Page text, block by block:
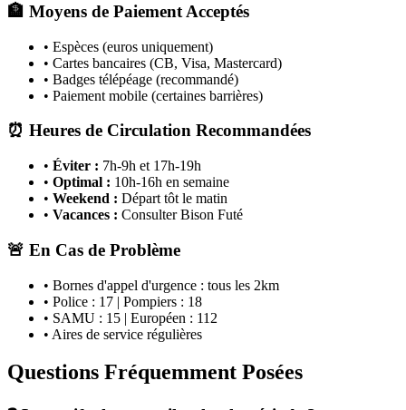
🏦 Moyens de Paiement Acceptés
• Espèces (euros uniquement)
• Cartes bancaires (CB, Visa, Mastercard)
• Badges télépéage (recommandé)
• Paiement mobile (certaines barrières)
⏰ Heures de Circulation Recommandées
• Éviter : 7h-9h et 17h-19h
• Optimal : 10h-16h en semaine
• Weekend : Départ tôt le matin
• Vacances : Consulter Bison Futé
🚨 En Cas de Problème
• Bornes d'appel d'urgence : tous les 2km
• Police : 17 | Pompiers : 18
• SAMU : 15 | Européen : 112
• Aires de service régulières
Questions Fréquemment Posées